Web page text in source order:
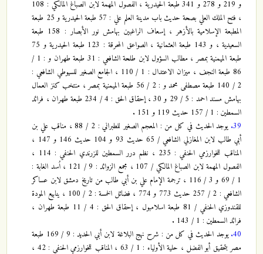
و 219 و 278 و 341 طبعة الحيدرية ، الفصول المهمة لابن الصباغ المالكي : 108
، فتح الملك العلي بصحة حديث باب مدينة العلم علي : 57 طبعة الحيدرية و 25 طبعة
المطبعة الإسلامية بالأزهر ، إسعاف الراغبين بهامش نور الأبصار : 158 طبعة
السعيدية ، و 143 طبعة العثمانية ، الصواعق المحرقة : 123 طبعة الحيدرية و 75
طبعة الميمنية بمصر ، مطالب السؤول لابن طلحة الشافعي : 31 طبعة طهران و : 1 /
86 طبعة النجف ، ميزان الاعتدال : 1 / 110 ، الجامع الصغير للسيوطي الشافعي :
2 / 140 طبعة مصطفى محمد و : 2 / 56 طبعة الميمنية بمصر ، منتخب كنز العمال
بهامش مسند احمد : 5 / 29 و 30 ، إحقاق الحق : 4 / 234 طبعة طهران ، فرائد
السمطين : 1 / 157 حديث 119 و 151 .
39.
يوجد الحديث في كل من : المعجم الصغير للطبراني : 2 / 88 ، مناقب علي بن
أبي طالب لابن المغازلي الشافعي / 65 حديث 93 و 104 حديث 146 و 147 ،
المناقب للخوارزمي الحنفي : 235 ، نظم درر السمطين للزرندي الحنفي : 114 ،
الفصول المهمة لابن الصباغ المالكي / 107 ، مجمع الزوائد : 9 / 121 ، اُسد الغابة :
1 / 69 و 3 / 116 ، ترجمة الإمام علي بن أبي طالب من تاريخ دمشق لابن عساكر
الشافعي : 2 / 257 حديث 773 و 774 ، فضائل الخمسة : 2 / 100 ، ينابيع المودة
للقندوزي الحنفي / 81 طبعة اسلامبول ، إحقاق الحق : 4 / 11 طبعة طهران ،
فرائد السمطين : 1 / 143 .
40.
يوجد الحديث في كل من : شرح نهج البلاغة لابن أبي الحديد : 9 / 169 طبعة
مصر بتحقيق أبو الفضل ، حلية الأولياء : 1 / 63 ، المناقب للخوارزمي الحنفي : 42 ،